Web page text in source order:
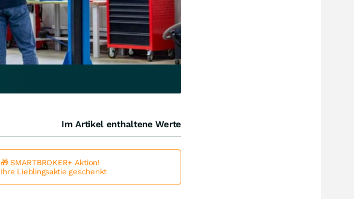
Im Artikel enthaltene Werte
🎁 SMARTBROKER+ Aktion!
Ihre Lieblingsaktie geschenkt